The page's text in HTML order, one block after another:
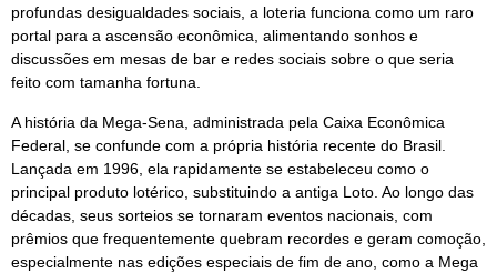
profundas desigualdades sociais, a loteria funciona como um raro
portal para a ascensão econômica, alimentando sonhos e
discussões em mesas de bar e redes sociais sobre o que seria
feito com tamanha fortuna.
A história da Mega-Sena, administrada pela Caixa Econômica
Federal, se confunde com a própria história recente do Brasil.
Lançada em 1996, ela rapidamente se estabeleceu como o
principal produto lotérico, substituindo a antiga Loto. Ao longo das
décadas, seus sorteios se tornaram eventos nacionais, com
prêmios que frequentemente quebram recordes e geram comoção,
especialmente nas edições especiais de fim de ano, como a Mega